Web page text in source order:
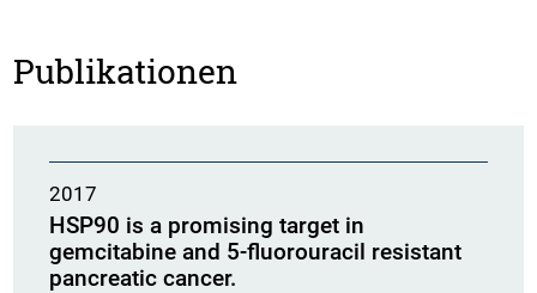
Publikationen
2017
HSP90 is a promising target in
gemcitabine and 5-fluorouracil resistant
pancreatic cancer.